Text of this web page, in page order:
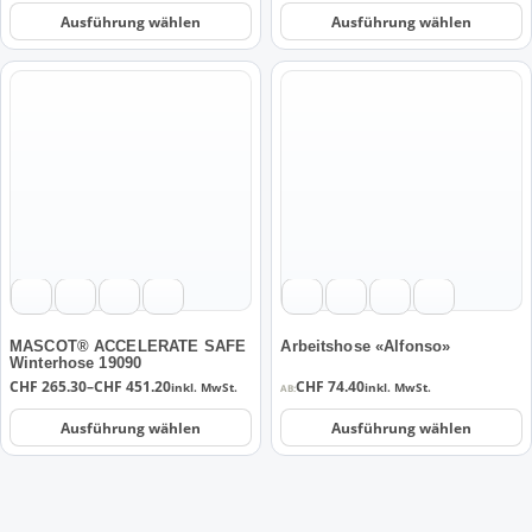
Ausführung wählen
gewählt
werden
Ausführung wählen
gewählt
werden
MASCOT® ACCELERATE SAFE
Winterhose 19090
CHF 265.30–CHF 451.20
Preisspanne:
bis
CHF 451.20
inkl. MwSt.
Ausführung wählen
können
auf
der
Produktseite
gewählt
werden
Arbeitshose «Alfonso»
AB:CHF 74.40inkl. MwSt.
Ausführung wählen
können
auf
der
gewählt
werden